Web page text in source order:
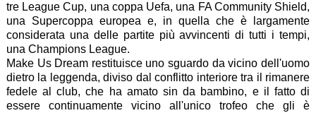
tre League Cup, una coppa Uefa, una FA Community Shield,
una Supercoppa europea e, in quella che è largamente
considerata una delle partite più avvincenti di tutti i tempi,
una Champions League.
Make Us Dream restituisce uno sguardo da vicino dell'uomo
dietro la leggenda, diviso dal conflitto interiore tra il rimanere
fedele al club, che ha amato sin da bambino, e il fatto di
essere continuamente vicino all'unico trofeo che gli è